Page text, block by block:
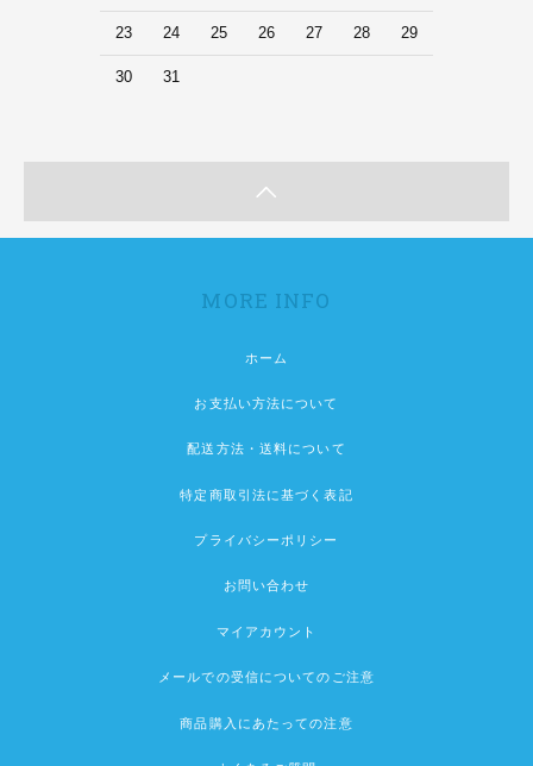
23 24 25 26 27 28 29
30 31
MORE INFO
ホーム
お支払い方法について
配送方法・送料について
特定商取引法に基づく表記
プライバシーポリシー
お問い合わせ
マイアカウント
メールでの受信についてのご注意
商品購入にあたっての注意